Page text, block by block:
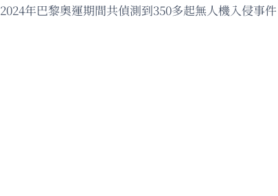
年巴黎奧運期間共偵測到350多起無人機入侵事